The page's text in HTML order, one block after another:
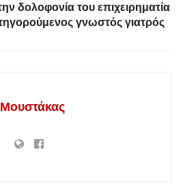
δολοφονία του επιχειρηματία
γνωστός γιατρός
Μουστάκας